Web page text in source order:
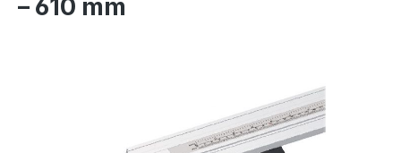
– 610 mm